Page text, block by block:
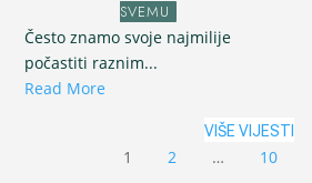
SVEMU
Često znamo svoje najmilije
počastiti raznim...
Read More
VIŠE VIJESTI
1 2 … 10